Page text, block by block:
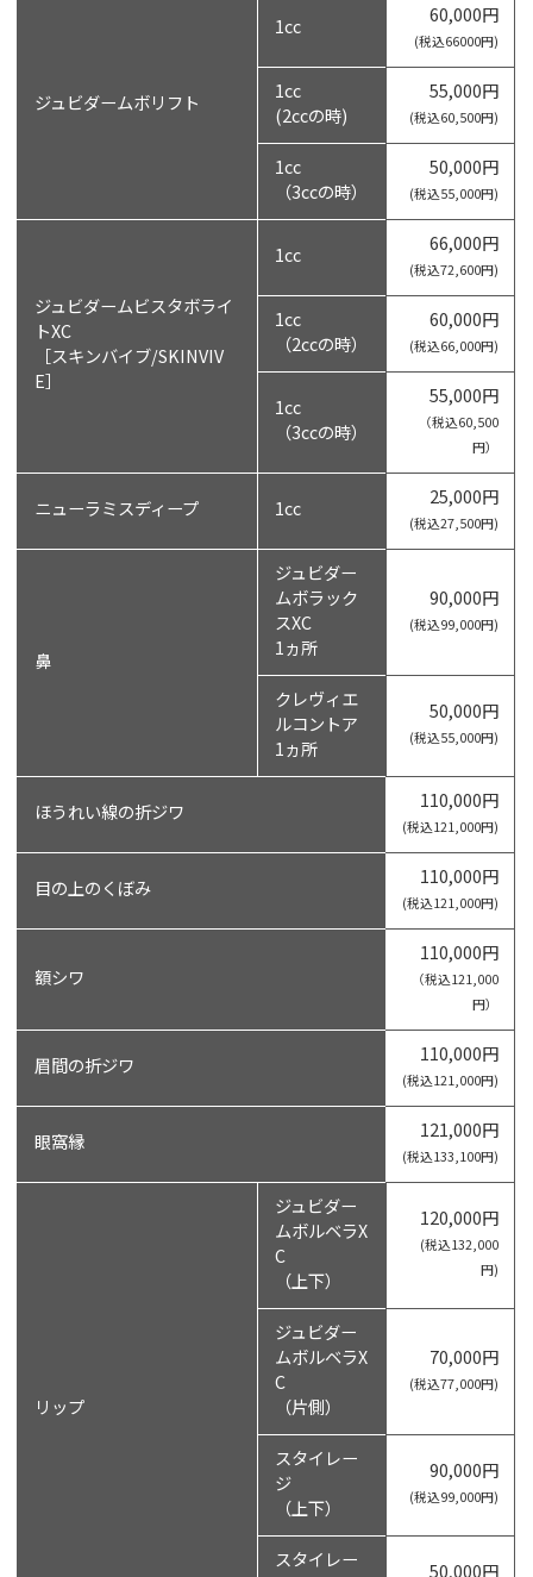
ジュビダームボリフト
1cc 60,000円
(税込66000円)
1cc
(2ccの時)
55,000円
(税込60,500円)
1cc
（3ccの時）
50,000円
(税込55,000円)
ジュビダームビスタボライ
トXC
［スキンバイブ/SKINVIV
E］
1cc 66,000円
(税込72,600円)
1cc
（2ccの時）
60,000円
(税込66,000円)
1cc
（3ccの時）
55,000円
（税込60,500
円）
ニューラミスディープ 1cc 25,000円
(税込27,500円)
鼻
ジュビダー
ムボラック
スXC
1ヵ所
90,000円
(税込99,000円)
クレヴィエ
ルコントア
1ヵ所
50,000円
(税込55,000円)
ほうれい線の折ジワ 110,000円
(税込121,000円)
目の上のくぼみ 110,000円
(税込121,000円)
額シワ
110,000円
（税込121,000
円）
眉間の折ジワ 110,000円
(税込121,000円)
眼窩縁 121,000円
(税込133,100円)
リップ
ジュビダー
ムボルベラX
C
（上下）
120,000円
(税込132,000
円)
ジュビダー
ムボルベラX
C
（片側）
70,000円
(税込77,000円)
スタイレー
ジ
（上下）
90,000円
(税込99,000円)
スタイレー
50,000円